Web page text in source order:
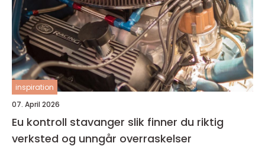
inspiration
07. April 2026
Eu kontroll stavanger slik finner du riktig
verksted og unngår overraskelser